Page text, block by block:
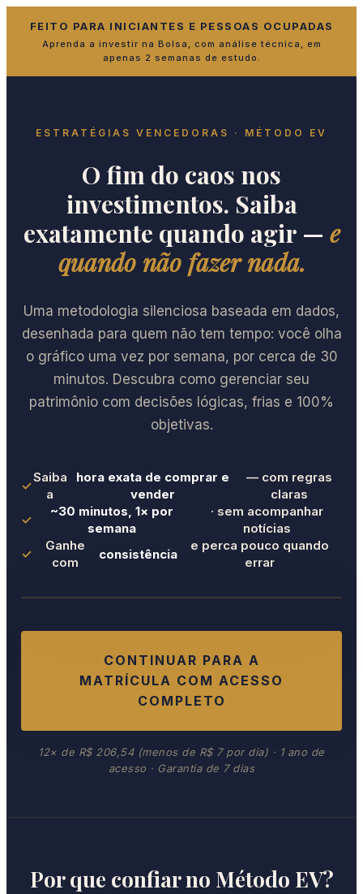
FEITO PARA INICIANTES E PESSOAS OCUPADAS
Aprenda a investir na Bolsa, com análise técnica, em
apenas 2 semanas de estudo.
ESTRATÉGIAS VENCEDORAS · MÉTODO EV
O fim do caos nos
investimentos. Saiba
exatamente quando agir — e
quando não fazer nada.
Uma metodologia silenciosa baseada em dados,
desenhada para quem não tem tempo: você olha
o gráfico uma vez por semana, por cerca de 30
minutos. Descubra como gerenciar seu
patrimônio com decisões lógicas, frias e 100%
objetivas.
✓
Saiba
a
hora exata de comprar e
vender
— com regras
claras
✓
~30 minutos, 1× por
semana
· sem acompanhar
notícias
✓
Ganhe
com
consistência
e perca pouco quando
errar
CONTINUAR PARA A
MATRÍCULA COM ACESSO
COMPLETO
12× de R$ 206,54 (menos de R$ 7 por dia) · 1 ano de
acesso · Garantia de 7 dias
Por que confiar no Método EV?